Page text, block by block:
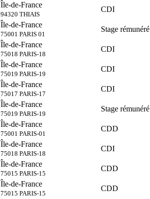
Île-de-France
94320 THIAIS
CDI
Île-de-France
75001 PARIS 01
Stage rémunéré
Île-de-France
75018 PARIS-18
CDI
Île-de-France
75019 PARIS-19
CDI
Île-de-France
75017 PARIS-17
CDI
Île-de-France
75019 PARIS-19
Stage rémunéré
Île-de-France
75001 PARIS-01
CDD
Île-de-France
75018 PARIS-18
CDI
Île-de-France
75015 PARIS-15
CDD
Île-de-France
75015 PARIS-15
CDD